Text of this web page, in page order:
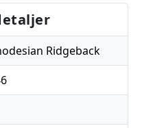
Ridgeback